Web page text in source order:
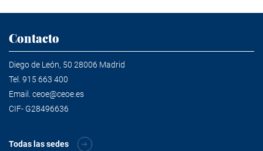
Contacto
Diego de León, 50 28006 Madrid
Tel. 915 663 400
Email. ceoe@ceoe.es
CIF- G28496636
Todas las sedes